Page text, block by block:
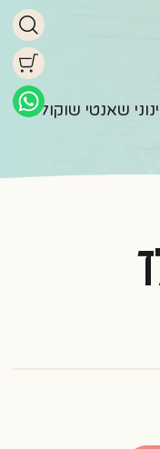
שאנטי שוקולד